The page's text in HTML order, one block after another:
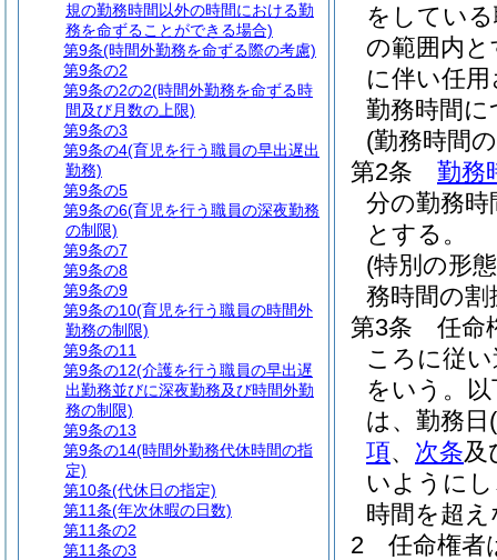
をしてい
の範囲内
に伴い任
勤務時間
(勤務時間
第2条
勤務
分の勤務時
とする。
(特別の形
務時間の
第3条
任命
ころに従
をいう。
は、勤務日 (
項、 次条及
いように
時間を超
2
任命権者
規の勤務時間以外の時間における勤
務を命ずることができる場合)
第9条(時間外勤務を命ずる際の考慮)
第9条の2
第9条の2の2(時間外勤務を命ずる時
間及び月数の上限)
第9条の3
第9条の4(育児を行う職員の早出遅出
勤務)
第9条の5
第9条の6(育児を行う職員の深夜勤務
の制限)
第9条の7
第9条の8
第9条の9
第9条の10(育児を行う職員の時間外
勤務の制限)
第9条の11
第9条の12(介護を行う職員の早出遅
出勤務並びに深夜勤務及び時間外勤
務の制限)
第9条の13
第9条の14(時間外勤務代休時間の指
定)
第10条(代休日の指定)
第11条(年次休暇の日数)
第11条の2
第11条の3